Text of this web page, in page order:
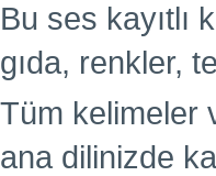
Bu ses kayıtlı
gıda, renkler,
Tüm kelimeler
ana dilinizde